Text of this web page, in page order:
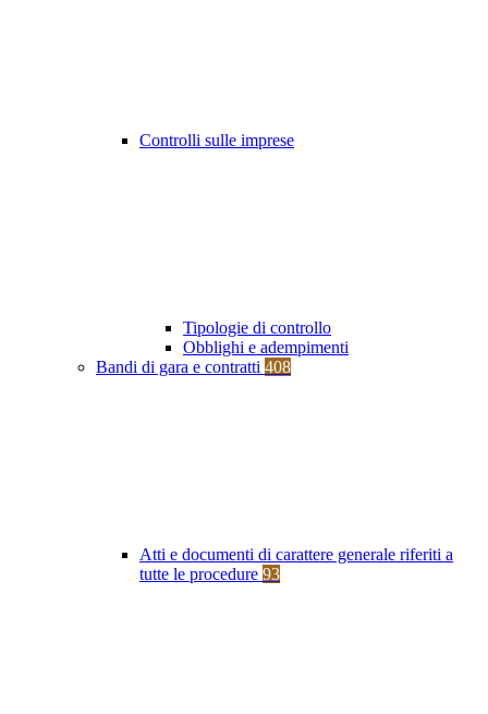
Controlli sulle imprese
Tipologie di controllo
Obblighi e adempimenti
Bandi di gara e contratti 408
Atti e documenti di carattere generale riferiti a
tutte le procedure 93